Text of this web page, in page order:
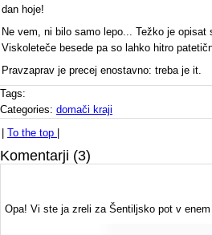
dan hoje!
Ne vem, ni bilo samo lepo... Težko je
Viskoleteče besede pa so lahko hitro
Pravzaprav je precej enostavno: treba je it.
Tags:
Categories: domači kraji
To the top
Komentarji (3)
Opa! Vi ste ja zreli za Šentiljsko pot v enem